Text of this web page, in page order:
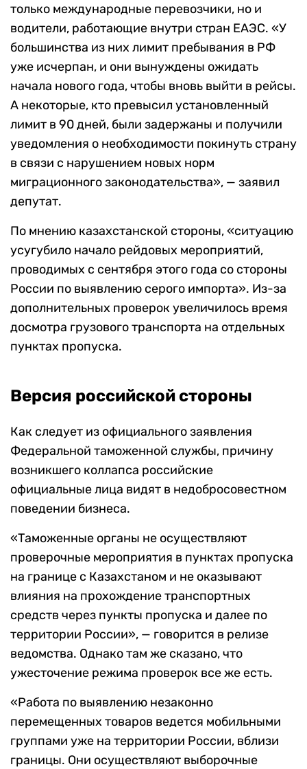
только международные перевозчики, но и
водители, работающие внутри стран ЕАЭС. «У
большинства из них лимит пребывания в РФ
уже исчерпан, и они вынуждены ожидать
начала нового года, чтобы вновь выйти в рейсы.
А некоторые, кто превысил установленный
лимит в 90 дней, были задержаны и получили
уведомления о необходимости покинуть страну
в связи с нарушением новых норм
миграционного законодательства», — заявил
депутат.
По мнению казахстанской стороны, «ситуацию
усугубило начало рейдовых мероприятий,
проводимых с сентября этого года со стороны
России по выявлению серого импорта». Из-за
дополнительных проверок увеличилось время
досмотра грузового транспорта на отдельных
пунктах пропуска.
Версия российской стороны
Как следует из официального заявления
Федеральной таможенной службы, причину
возникшего коллапса российские
официальные лица видят в недобросовестном
поведении бизнеса.
«Таможенные органы не осуществляют
проверочные мероприятия в пунктах пропуска
на границе с Казахстаном и не оказывают
влияния на прохождение транспортных
средств через пункты пропуска и далее по
территории России», — говорится в релизе
ведомства. Однако там же сказано, что
ужесточение режима проверок все же есть.
«Работа по выявлению незаконно
перемещенных товаров ведется мобильными
группами уже на территории России, вблизи
границы. Они осуществляют выборочные